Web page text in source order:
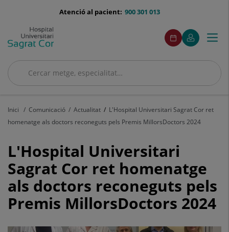
menu-
900 301 013
Atenció al pacient:
Cercar
Cercar
menuAcceso
Demaneu
cita
Aquest
enllaç
s'obrirà
una
El
meu
Aquest
enllaç
s'obrirà
una
finestra
Menú
Inici Comunicació Actualitat
L'Hospital Universitari Sagrat Cor ret
homenatge als doctors reconeguts pels Premis MillorsDoctors 2024
L'Hospital
Universitari
Sagrat
Cor
ret
L'Hospital Universitari
Sagrat Cor ret homenatge
als doctors reconeguts pels
Premis MillorsDoctors 2024